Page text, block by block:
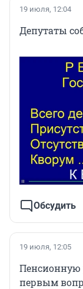
19 июля, 12:04
Депутаты
Обсудить
19 июля, 12:05
Пенсионную
первым